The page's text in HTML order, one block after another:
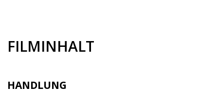
FILMINHALT
HANDLUNG